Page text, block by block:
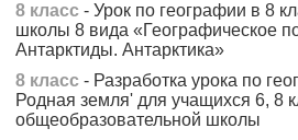
8 класс - Урок по географии в 8
школы 8 вида «Географическое
Антарктиды. Антарктика»
8 класс - Разработка урока по
Родная земля' для учащихся 6, 8
общеобразовательной школы